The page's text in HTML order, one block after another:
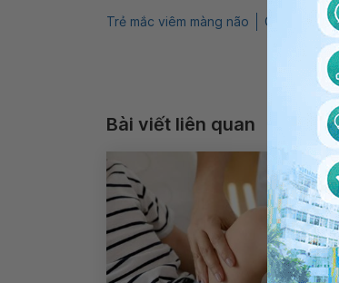
Trẻ mắc viêm màng não QnA Nhi
Bài viết liên quan